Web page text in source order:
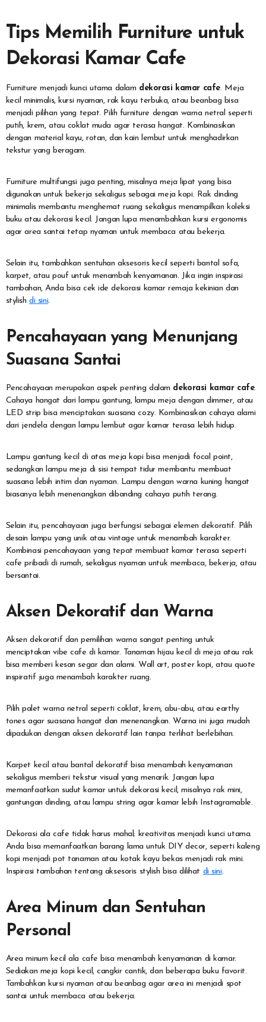
Tips Memilih Furniture untuk
Dekorasi Kamar Cafe
Furniture menjadi kunci utama dalam dekorasi kamar cafe. Meja
kecil minimalis, kursi nyaman, rak kayu terbuka, atau beanbag bisa
menjadi pilihan yang tepat. Pilih furniture dengan warna netral seperti
putih, krem, atau coklat muda agar terasa hangat. Kombinasikan
dengan material kayu, rotan, dan kain lembut untuk menghadirkan
tekstur yang beragam.
Furniture multifungsi juga penting, misalnya meja lipat yang bisa
digunakan untuk bekerja sekaligus sebagai meja kopi. Rak dinding
minimalis membantu menghemat ruang sekaligus menampilkan koleksi
buku atau dekorasi kecil. Jangan lupa menambahkan kursi ergonomis
agar area santai tetap nyaman untuk membaca atau bekerja.
Selain itu, tambahkan sentuhan aksesoris kecil seperti bantal sofa,
karpet, atau pouf untuk menambah kenyamanan. Jika ingin inspirasi
tambahan, Anda bisa cek ide dekorasi kamar remaja kekinian dan
stylishdi sini.
Pencahayaan yang Menunjang
Suasana Santai
Pencahayaan merupakan aspek penting dalam dekorasi kamar cafe.
Cahaya hangat dari lampu gantung, lampu meja dengan dimmer, atau
LED strip bisa menciptakan suasana cozy. Kombinasikan cahaya alami
dari jendela dengan lampu lembut agar kamar terasa lebih hidup.
Lampu gantung kecil di atas meja kopi bisa menjadi focal point,
sedangkan lampu meja di sisi tempat tidur membantu membuat
suasana lebih intim dan nyaman. Lampu dengan warna kuning hangat
biasanya lebih menenangkan dibanding cahaya putih terang.
Selain itu, pencahayaan juga berfungsi sebagai elemen dekoratif. Pilih
desain lampu yang unik atau vintage untuk menambah karakter.
Kombinasi pencahayaan yang tepat membuat kamar terasa seperti
cafe pribadi di rumah, sekaligus nyaman untuk membaca, bekerja, atau
bersantai.
Aksen Dekoratif dan Warna
Aksen dekoratif dan pemilihan warna sangat penting untuk
menciptakan vibe cafe di kamar. Tanaman hijau kecil di meja atau rak
bisa memberi kesan segar dan alami. Wall art, poster kopi, atau quote
inspiratif juga menambah karakter ruang.
Pilih palet warna netral seperti coklat, krem, abu-abu, atau earthy
tones agar suasana hangat dan menenangkan. Warna ini juga mudah
dipadukan dengan aksen dekoratif lain tanpa terlihat berlebihan.
Karpet kecil atau bantal dekoratif bisa menambah kenyamanan
sekaligus memberi tekstur visual yang menarik. Jangan lupa
memanfaatkan sudut kamar untuk dekorasi kecil, misalnya rak mini,
gantungan dinding, atau lampu string agar kamar lebih Instagramable.
Dekorasi ala cafe tidak harus mahal; kreativitas menjadi kunci utama.
Anda bisa memanfaatkan barang lama untuk DIY decor, seperti kaleng
kopi menjadi pot tanaman atau kotak kayu bekas menjadi rak mini.
Inspirasi tambahan tentang aksesoris stylish bisa dilihat di sini.
Area Minum dan Sentuhan
Personal
Area minum kecil ala cafe bisa menambah kenyamanan di kamar.
Sediakan meja kopi kecil, cangkir cantik, dan beberapa buku favorit.
Tambahkan kursi nyaman atau beanbag agar area ini menjadi spot
santai untuk membaca atau bekerja.